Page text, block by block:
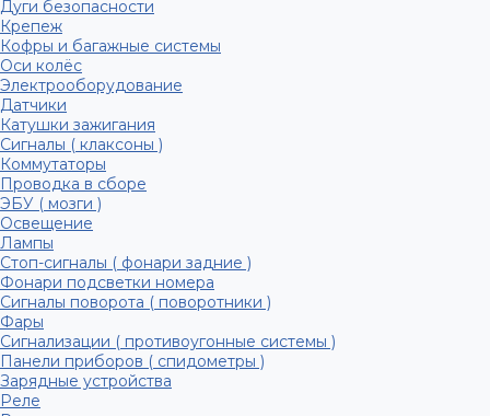
Дуги безопасности
Крепеж
Кофры и багажные системы
Оси колёс
Электрооборудование
Датчики
Катушки зажигания
Сигналы ( клаксоны )
Коммутаторы
Проводка в сборе
ЭБУ ( мозги )
Освещение
Лампы
Стоп-сигналы ( фонари задние )
Фонари подсветки номера
Сигналы поворота ( поворотники )
Фары
Сигнализации ( противоугонные системы )
Панели приборов ( спидометры )
Зарядные устройства
Реле